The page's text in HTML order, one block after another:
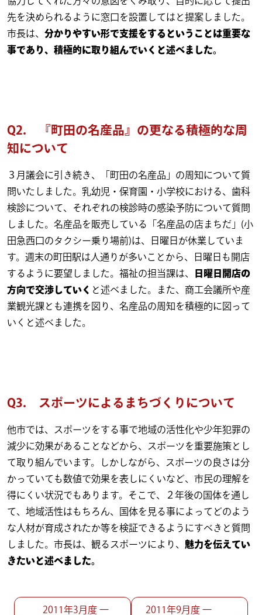
先を決められるように窓口を設置してはと提案しました。
市長は、 分かりやすい形で支援をするということは重要な
事であり、積極的に取り組んでいくと述べました。
Q2. 『町田の名産品』の更なる積極的な周
知について
３月議会に引き続き、「町田の名産品」の周知について質
問いたしました。乳幼児・保育園・小学校における、歯科
検診について、それぞれの検診時の感染予防について質問
しました。名産品を販売している「名産品の店まちだ」(小
田急西口のタクシー乗り場前)は、日曜日が休業していま
す。週末の町田駅は人通りが多いことから、日曜日も開店
するように要望しました。福祉の担当課は、
日曜日開店の
方向で交渉していく と述べました。また、商工会議所や産
業観光課とも連携を図り、名産品の周知を積極的に図って
いくと述べました。
Q3. スポーツによるまちづくりについて
他市では、スポーツをする事で地域の活性化や少年犯罪の
減少に効果があることなどから、スポーツを重要施策とし
て取り組んでいます。しかしながら、スポーツの良さは分
かっていても数値で効果を表しにくいなど、市民の理解を
得にくい状況でもあります。そこで、２年後の国体を通し
て、地域活性はもちろん、国体を見る事によってどのよう
な人材が育成されたか等を検証できるようにすべきと質問
しました。市長は、観るスポーツにより、 魅力を伝えてい
きたいと述べました。
投稿ナビゲーション
2011年3月度 一
2011年9月度 一